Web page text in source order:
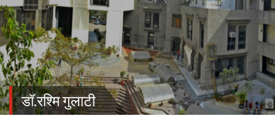
डॉ.रश्मि गुलाटी